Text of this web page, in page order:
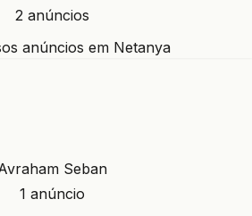
2 anúncios
anúncios em Netanya
Seban
1 anúncio